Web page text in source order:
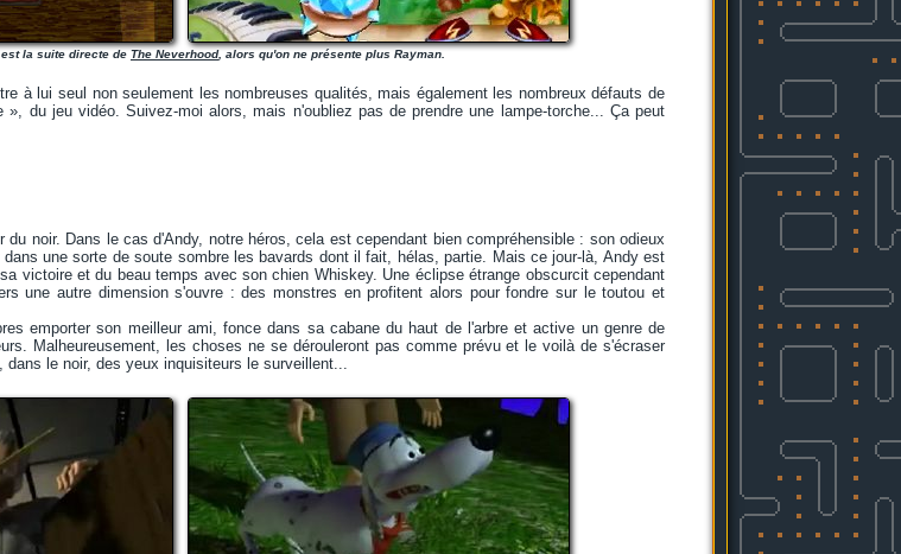
la suite directe de The Neverhood, alors qu'on ne présente plus Rayman.
à lui seul non seulement les nombreuses qualités, mais également les nombreux défauts de
», du jeu vidéo. Suivez-moi alors, mais n'oubliez pas de prendre une lampe-torche... Ça peut
noir. Dans le cas d'Andy, notre héros, cela est cependant bien compréhensible : son odieux
une sorte de soute sombre les bavards dont il fait, hélas, partie. Mais ce jour-là, Andy est
victoire et du beau temps avec son chien Whiskey. Une éclipse étrange obscurcit cependant
une autre dimension s'ouvre : des monstres en profitent alors pour fondre sur le toutou et
emporter son meilleur ami, fonce dans sa cabane du haut de l'arbre et active un genre de
Malheureusement, les choses ne se dérouleront pas comme prévu et le voilà de s'écraser
le noir, des yeux inquisiteurs le surveillent...